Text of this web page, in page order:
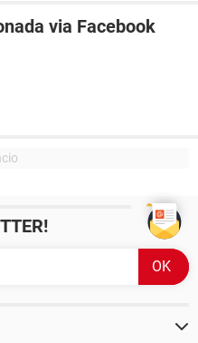
via Facebook